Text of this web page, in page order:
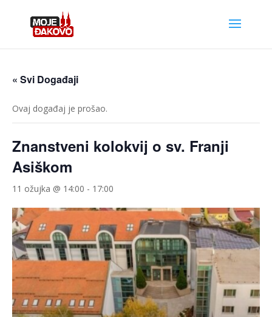
« Svi Događaji
Ovaj događaj je prošao.
Znanstveni kolokvij o sv. Franji
Asiškom
11 ožujka @ 14:00 - 17:00